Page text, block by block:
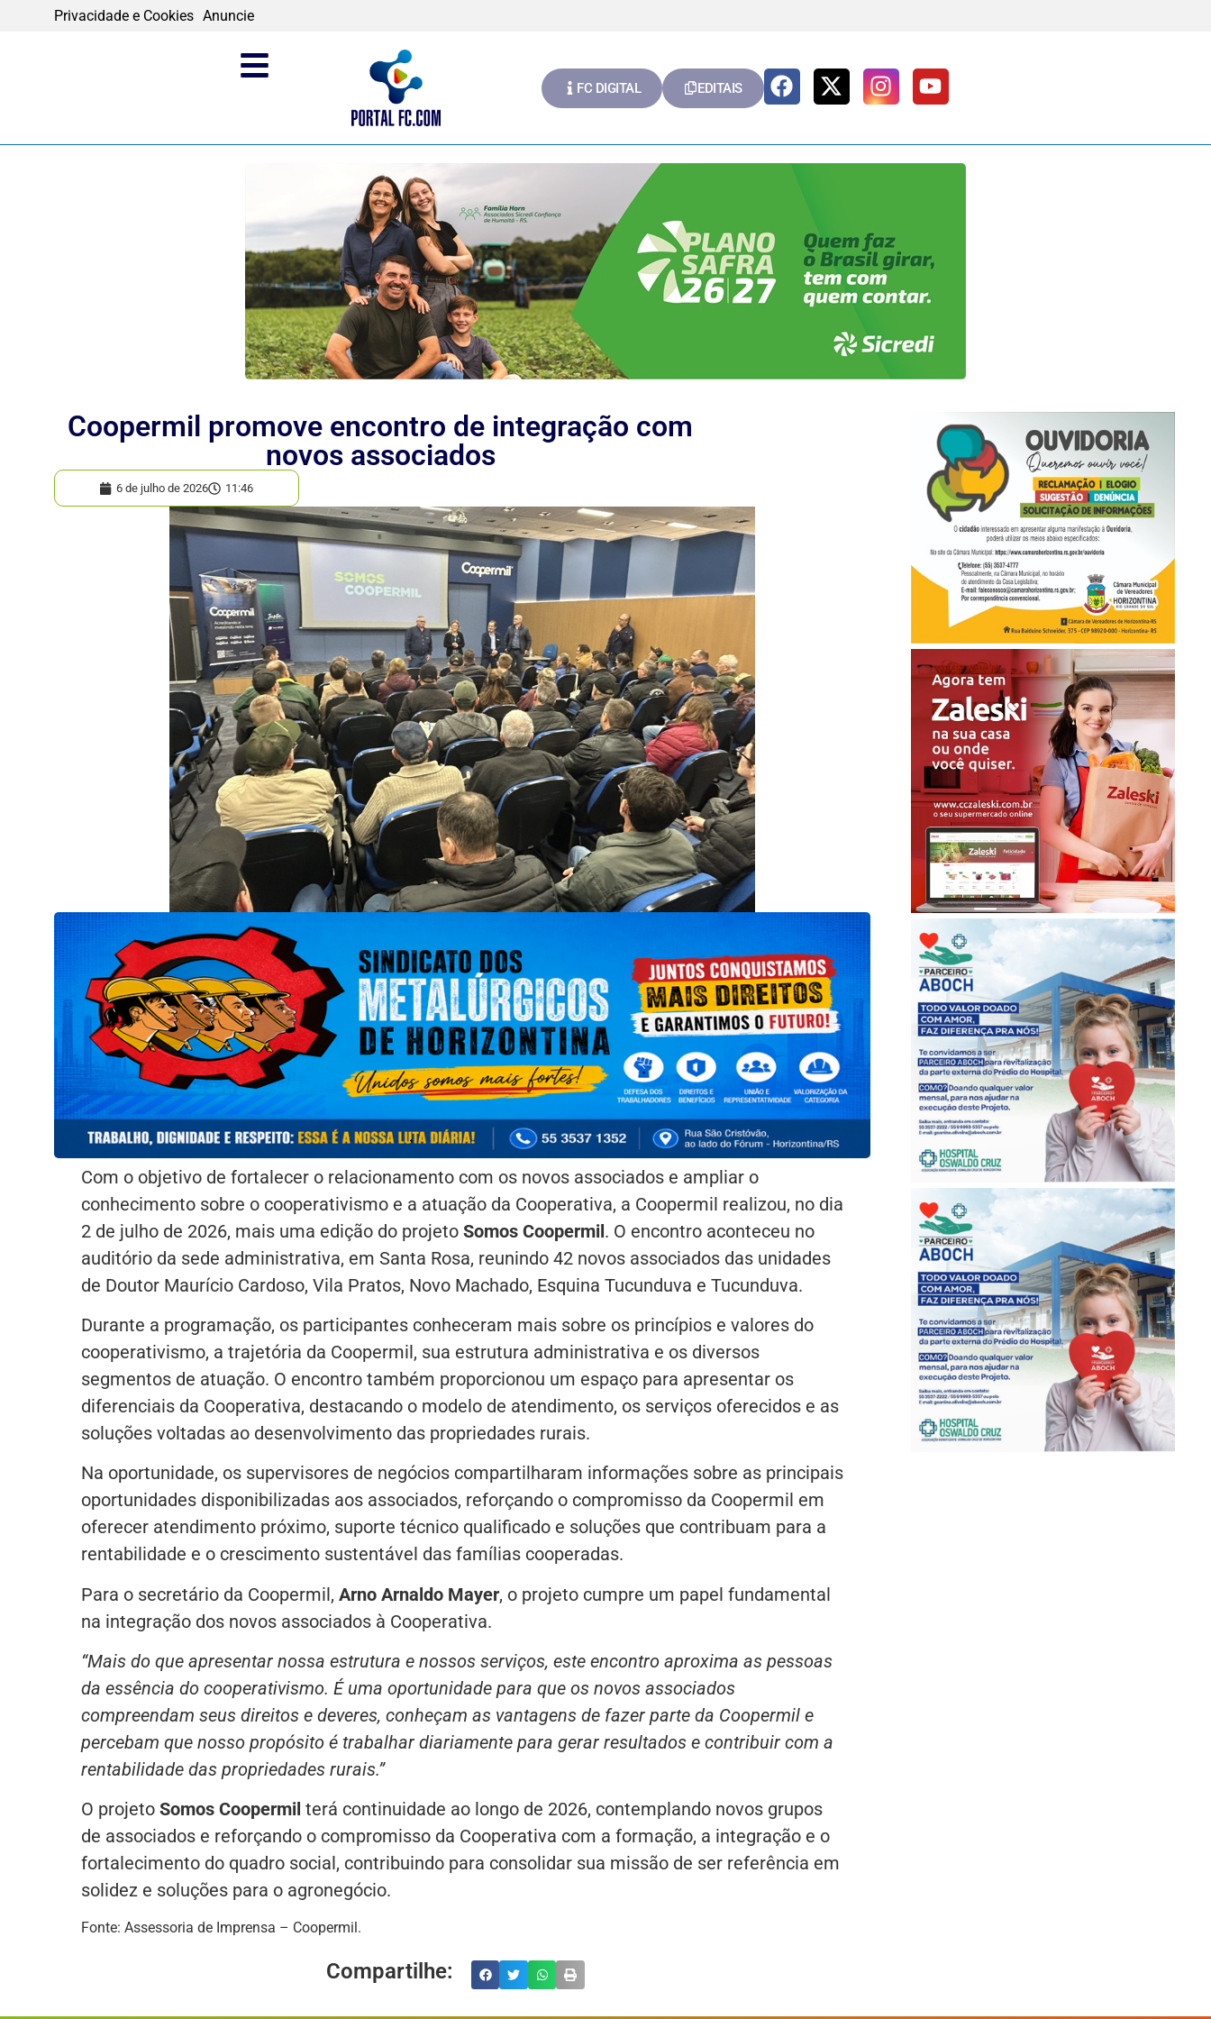
Privacidade e Cookies Anuncie
FC DIGITAL EDITAIS
Coopermil promove encontro de integração com
novos associados
6 de julho de 2026 11:46
Com o objetivo de fortalecer o relacionamento com os novos associados e ampliar o
conhecimento sobre o cooperativismo e a atuação da Cooperativa, a Coopermil realizou, no dia
2 de julho de 2026, mais uma edição do projeto Somos Coopermil. O encontro aconteceu no
auditório da sede administrativa, em Santa Rosa, reunindo 42 novos associados das unidades
de Doutor Maurício Cardoso, Vila Pratos, Novo Machado, Esquina Tucunduva e Tucunduva.
Durante a programação, os participantes conheceram mais sobre os princípios e valores do
cooperativismo, a trajetória da Coopermil, sua estrutura administrativa e os diversos
segmentos de atuação. O encontro também proporcionou um espaço para apresentar os
diferenciais da Cooperativa, destacando o modelo de atendimento, os serviços oferecidos e as
soluções voltadas ao desenvolvimento das propriedades rurais.
Na oportunidade, os supervisores de negócios compartilharam informações sobre as principais
oportunidades disponibilizadas aos associados, reforçando o compromisso da Coopermil em
oferecer atendimento próximo, suporte técnico qualificado e soluções que contribuam para a
rentabilidade e o crescimento sustentável das famílias cooperadas.
Para o secretário da Coopermil, Arno Arnaldo Mayer, o projeto cumpre um papel fundamental
na integração dos novos associados à Cooperativa.
“Mais do que apresentar nossa estrutura e nossos serviços, este encontro aproxima as pessoas
da essência do cooperativismo. É uma oportunidade para que os novos associados
compreendam seus direitos e deveres, conheçam as vantagens de fazer parte da Coopermil e
percebam que nosso propósito é trabalhar diariamente para gerar resultados e contribuir com a
rentabilidade das propriedades rurais.”
O projeto Somos Coopermil terá continuidade ao longo de 2026, contemplando novos grupos
de associados e reforçando o compromisso da Cooperativa com a formação, a integração e o
fortalecimento do quadro social, contribuindo para consolidar sua missão de ser referência em
solidez e soluções para o agronegócio.
Fonte: Assessoria de Imprensa – Coopermil.
Compartilhe: